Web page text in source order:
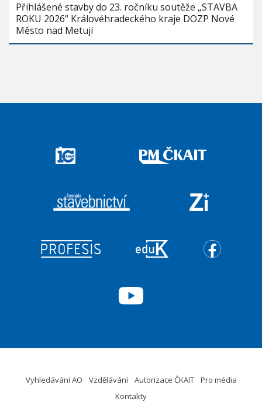
Přihlášené stavby do 23. ročníku soutěže „STAVBA
ROKU 2026“ Královéhradeckého kraje DOZP Nové
Město nad Metují
Vyhledávání AO Vzdělávání Autorizace ČKAIT
Pro média
Kontakty